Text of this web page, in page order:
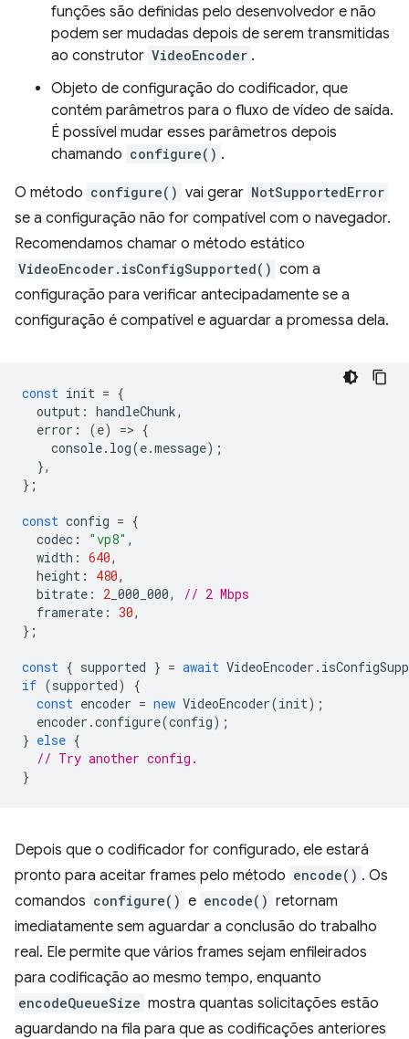
funções são definidas pelo desenvolvedor e não
podem ser mudadas depois de serem transmitidas
ao construtor VideoEncoder .
Objeto de configuração do codificador, que
contém parâmetros para o fluxo de vídeo de saída.
É possível mudar esses parâmetros depois
chamando configure() .
O método configure() vai gerar NotSupportedError
se a configuração não for compatível com o navegador.
Recomendamos chamar o método estático
VideoEncoder.isConfigSupported() com a
configuração para verificar antecipadamente se a
configuração é compatível e aguardar a promessa dela.
const init = {
output : handleChunk,
error : (e) => {
console. log(e.message);
},
};
const config = {
codec : "vp8" ,
width : 640,
height : 480,
bitrate : 2 _000_000,
// 2 Mbps
framerate : 30,
};
const { supported } = await VideoEncoder .
if (supported)
{
const encoder = new VideoEncoder(init);
encoder .configure(config);
} else {
// Try another config.
}
Depois que o codificador for configurado, ele estará
pronto para aceitar frames pelo método encode() . Os
comandos configure() e encode() retornam
imediatamente sem aguardar a conclusão do trabalho
real. Ele permite que vários frames sejam enfileirados
para codificação ao mesmo tempo, enquanto
encodeQueueSize mostra quantas solicitações estão
aguardando na fila para que as codificações anteriores